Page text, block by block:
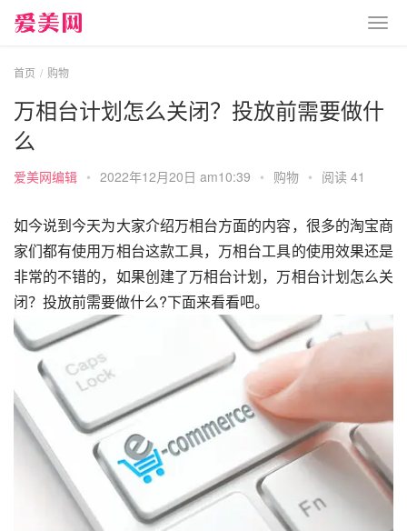
首页 购物
万相台计划怎么关闭？投放前需要做什
么
爱美网编辑 • 2022年12月20日 am10:39 • 购物 • 阅读 41
如今说到今天为大家介绍万相台方面的内容，很多的淘宝商
家们都有使用万相台这款工具，万相台工具的使用效果还是
非常的不错的，如果创建了万相台计划，万相台计划怎么关
闭？投放前需要做什么?下面来看看吧。